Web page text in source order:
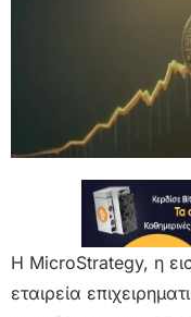
Η MicroStrategy, η
εταιρεία